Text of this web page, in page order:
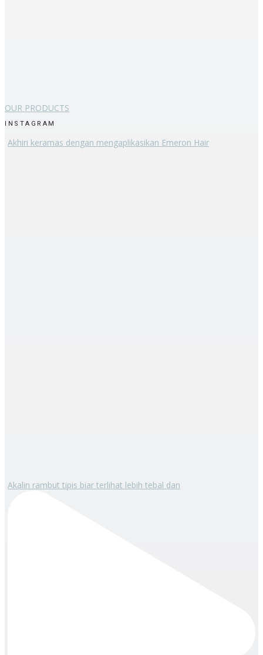
OUR PRODUCTS
INSTAGRAM
Akhiri keramas dengan mengaplikasikan Emeron Hair
Akalin rambut tipis biar terlihat lebih tebal dan